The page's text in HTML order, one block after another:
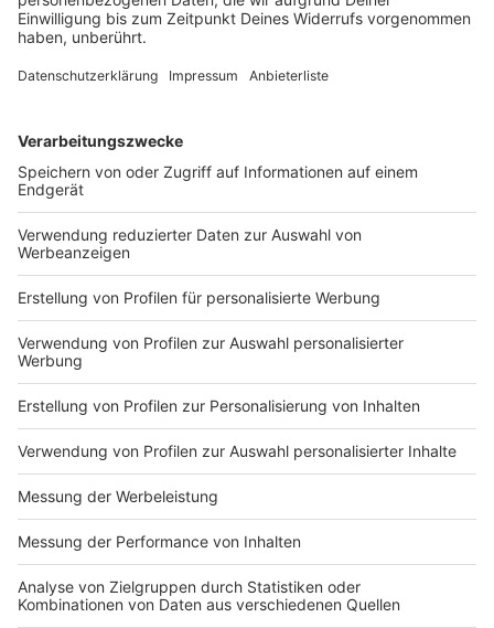
Drohnensichtungen an deutschen Flughäfen auf
Russland. Nach dem Fund einer Drohne mit
einiges anders.
DEINE GEMERKTEN ARTIKEL
Du hast dir noch keine Artikel gemerkt
Markiere sie hierfür mit einem
Impressum
Nutzungsbedingungen
Jobs
Kontakt
Studio-Hotline
Newsletter